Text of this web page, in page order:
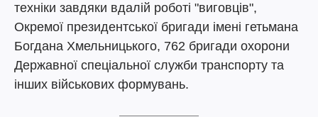
техніки завдяки вдалій роботі "виговців",
Окремої президентської бригади імені гетьмана
Богдана Хмельницького, 762 бригади охорони
Державної спеціальної служби транспорту та
інших військових формувань.